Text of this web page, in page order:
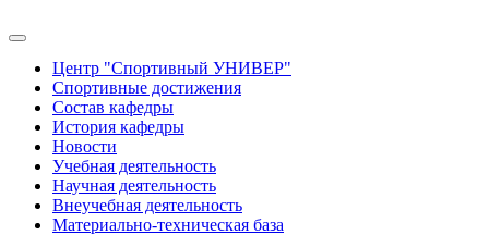
Центр "Спортивный УНИВЕР"
Спортивные достижения
Состав кафедры
История кафедры
Новости
Учебная деятельность
Научная деятельность
Внеучебная деятельность
Материально-техническая база